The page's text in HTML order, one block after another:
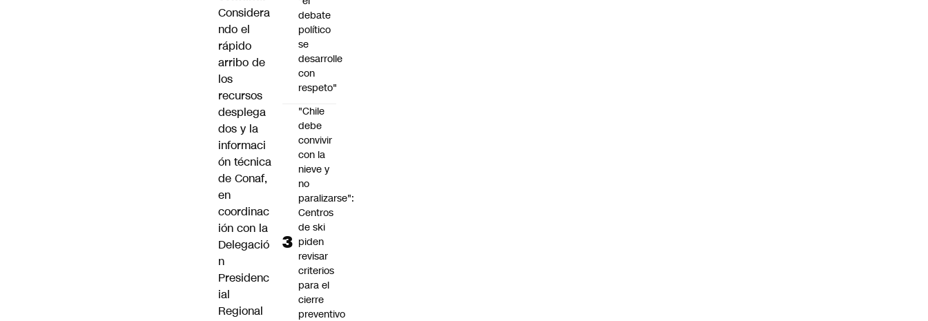
Considera
ndo el
rápido
arribo de
los
recursos
desplega
dos y la
informaci
ón técnica
de Conaf,
en
coordinac
ión con la
Delegació
n
Presidenc
ial
Regional
debate
político
se
desarrolle
con
respeto"
"Chile
debe
convivir
con la
nieve y
no
paralizarse":
Centros
de ski
piden
revisar
criterios
para el
cierre
preventivo